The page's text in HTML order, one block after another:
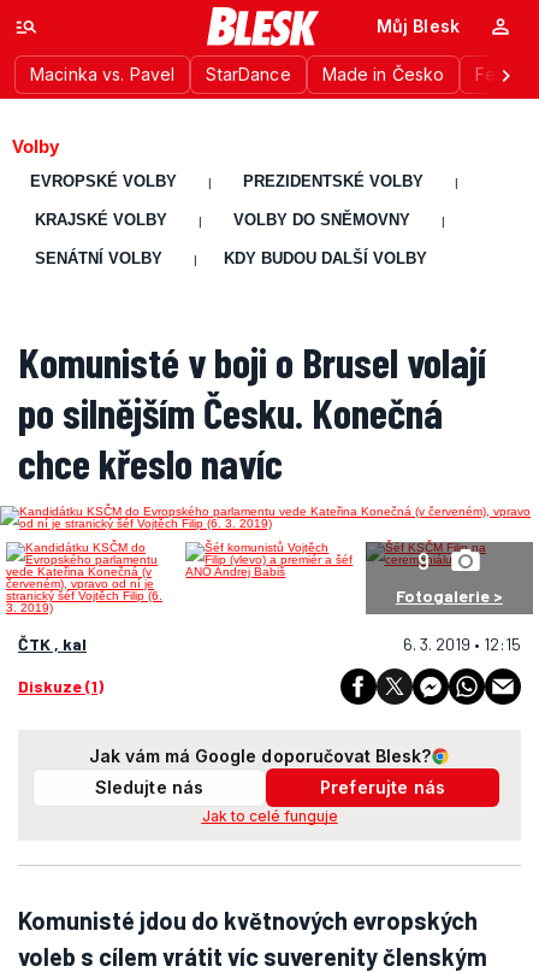
Macinka vs. Pavel StarDance Made in Česko
Můj Blesk
Volby
EVROPSKÉ VOLBY | PREZIDENTSKÉ VOLBY |
KRAJSKÉ VOLBY | VOLBY DO SNĚMOVNY |
SENÁTNÍ VOLBY | KDY BUDOU DALŠÍ VOLBY
Komunisté v boji o Brusel volají
po silnějším Česku. Konečná
chce křeslo navíc
9
Fotogalerie >
ČTK , kal 6. 3. 2019 • 12:15
Diskuze (1)
Jak vám má Google doporučovat Blesk?
Sledujte nás
Preferujte nás
Jak to celé funguje
Komunisté jdou do květnových evropských
voleb s cílem vrátit víc suverenity členským